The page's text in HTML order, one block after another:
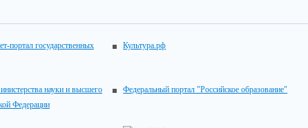
портал государственных
Культура.рф
науки и высшего
Федерации
Федеральный портал "Российское образование"